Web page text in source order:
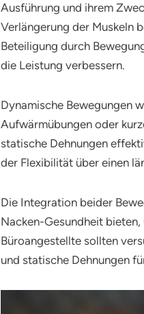
Ausführung und ihrem
Verlängerung der Muskeln
Beteiligung durch
die Leistung verbessern.
Dynamische Bewegungen
Aufwärmübungen oder
statische Dehnungen
der Flexibilität über einen
Die Integration beider
Nacken-Gesundheit
Büroangestellte sollten
und statische Dehnungen